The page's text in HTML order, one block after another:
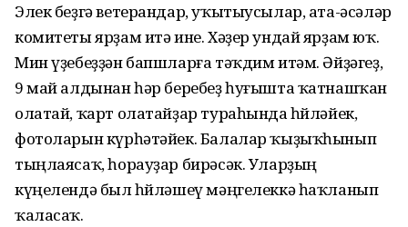
Элек беҙгә ветерандар, уҡытыусылар, ата-әсәләр
комитеты ярҙам итә ине. Хәҙер ундай ярҙам юҡ.
Мин үҙебеҙҙән бапшларға тәҡдим итәм. Әйҙәгеҙ,
9 май алдынан һәр беребеҙ һуғышта ҡатнашҡан
олатай, ҡарт олатайҙар тураһында һөйләйек,
фотоларын күрһәтәйек. Балалар ҡыҙыҡһынып
тыңлаясаҡ, һорауҙар бирәсәк. Уларҙың
күңелендә был һөйләшеү мәңгелеккә һаҡланып
ҡаласаҡ.